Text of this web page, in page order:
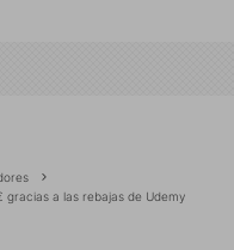
gracias a las rebajas de Udemy